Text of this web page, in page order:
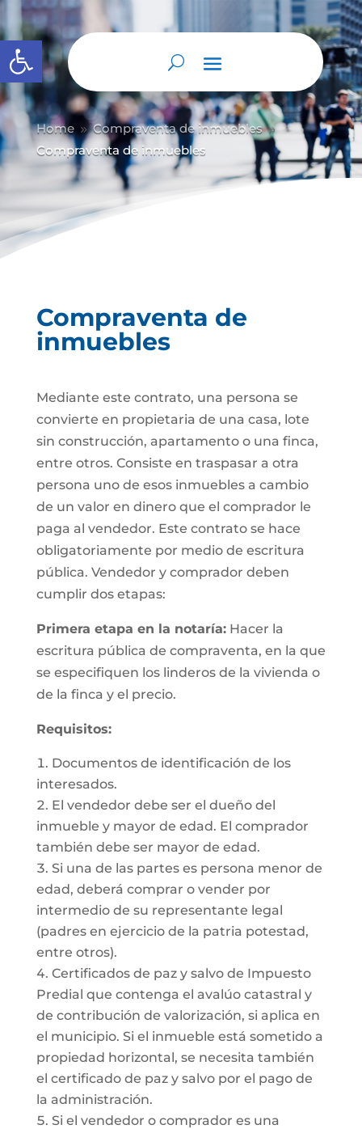
Abrir barra de herramientas
Home 9 Compraventa de inmuebles 9
Compraventa de inmuebles
Compraventa de
inmuebles
Mediante este contrato, una persona se
convierte en propietaria de una casa, lote
sin construcción, apartamento o una finca,
entre otros. Consiste en traspasar a otra
persona uno de esos inmuebles a cambio
de un valor en dinero que el comprador le
paga al vendedor. Este contrato se hace
obligatoriamente por medio de escritura
pública. Vendedor y comprador deben
cumplir dos etapas:
Primera etapa en la notaría:Hacer la
escritura pública de compraventa, en la que
se especifiquen los linderos de la vivienda o
de la finca y el precio.
Requisitos:
Documentos de identificación de los
interesados.
El vendedor debe ser el dueño del
inmueble y mayor de edad. El comprador
también debe ser mayor de edad.
Si una de las partes es persona menor de
edad, deberá comprar o vender por
intermedio de su representante legal
(padres en ejercicio de la patria potestad,
entre otros).
Certificados de paz y salvo de Impuesto
Predial que contenga el avalúo catastral y
de contribución de valorización, si aplica en
el municipio. Si el inmueble está sometido a
propiedad horizontal, se necesita también
el certificado de paz y salvo por el pago de
la administración.
Si el vendedor o comprador es una